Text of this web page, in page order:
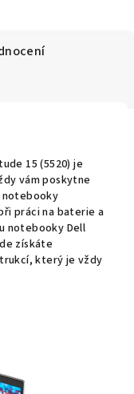
15 (5520) je
vám poskytne
notebooky
práci na baterie a
notebooky Dell
získáte
který je vždy